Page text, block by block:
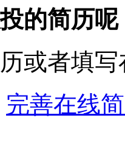
的简历呢
或者填
完善在线